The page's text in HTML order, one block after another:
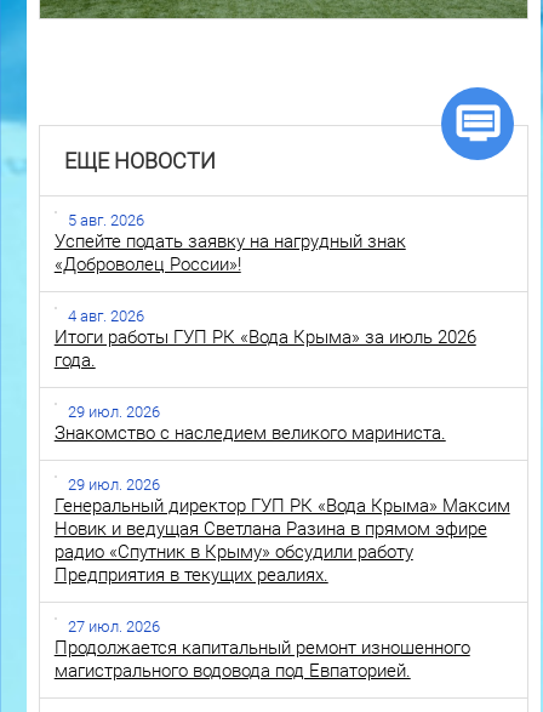
ЕЩЕ НОВОСТИ
5 авг. 2026
Успейте подать заявку на нагрудный знак
«Доброволец России»!
4 авг. 2026
Итоги работы ГУП РК «Вода Крыма» за июль 2026
года.
29 июл. 2026
Знакомство с наследием великого мариниста.
29 июл. 2026
Генеральный директор ГУП РК «Вода Крыма» Максим
Новик и ведущая Светлана Разина в прямом эфире
радио «Спутник в Крыму» обсудили работу
Предприятия в текущих реалиях.
27 июл. 2026
Продолжается капитальный ремонт изношенного
магистрального водовода под Евпаторией.